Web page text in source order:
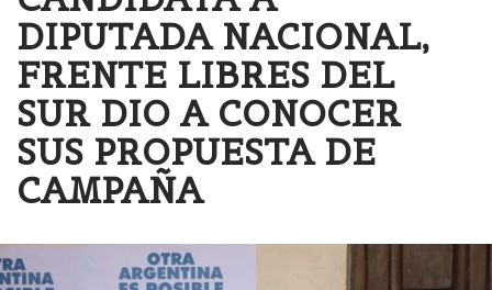
DIPUTADA NACIONAL,
FRENTE LIBRES DEL
SUR DIO A CONOCER
SUS PROPUESTA DE
CAMPAÑA